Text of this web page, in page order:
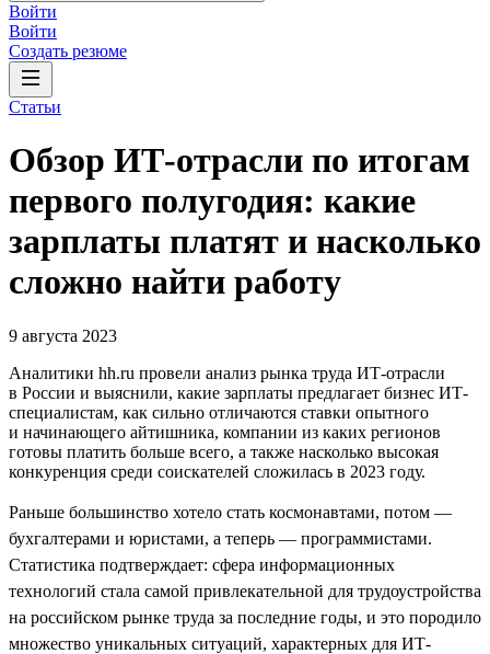
Войти
Войти
Создать резюме
Статьи
Обзор ИТ-отрасли по итогам
первого полугодия: какие
зарплаты платят и насколько
сложно найти работу
9 августа 2023
Аналитики hh.ru провели анализ рынка труда ИТ-отрасли
в России и выяснили, какие зарплаты предлагает бизнес ИТ-
специалистам, как сильно отличаются ставки опытного
и начинающего айтишника, компании из каких регионов
готовы платить больше всего, а также насколько высокая
конкуренция среди соискателей сложилась в 2023 году.
Раньше большинство хотело стать космонавтами, потом —
бухгалтерами и юристами, а теперь — программистами.
Статистика подтверждает: сфера информационных
технологий стала самой привлекательной для трудоустройства
на российском рынке труда за последние годы, и это породило
множество уникальных ситуаций, характерных для ИТ-